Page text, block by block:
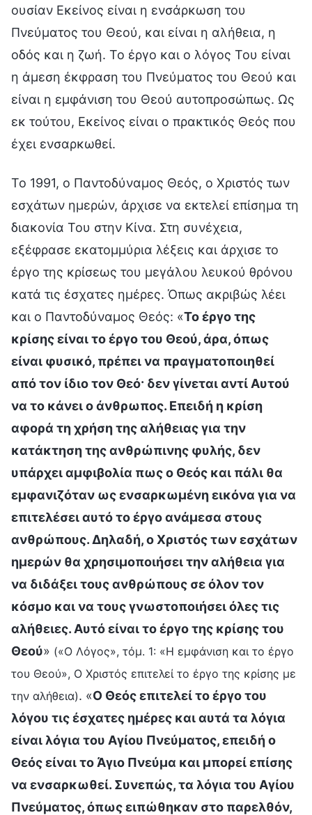
ουσίαν Εκείνος είναι η ενσάρκωση του
Πνεύματος του Θεού, και είναι η αλήθεια, η
οδός και η ζωή. Το έργο και ο λόγος Του είναι
η άμεση έκφραση του Πνεύματος του Θεού και
είναι η εμφάνιση του Θεού αυτοπροσώπως. Ως
εκ τούτου, Εκείνος είναι ο πρακτικός Θεός που
έχει ενσαρκωθεί.
Το 1991, ο Παντοδύναμος Θεός, ο Χριστός των
εσχάτων ημερών, άρχισε να εκτελεί επίσημα τη
διακονία Του στην Κίνα. Στη συνέχεια,
εξέφρασε εκατομμύρια λέξεις και άρχισε το
έργο της κρίσεως του μεγάλου λευκού θρόνου
κατά τις έσχατες ημέρες. Όπως ακριβώς λέει
και ο Παντοδύναμος Θεός: «Το έργο της
κρίσης είναι το έργο του Θεού, άρα, όπως
είναι φυσικό, πρέπει να πραγματοποιηθεί
από τον ίδιο τον Θεό· δεν γίνεται αντί Αυτού
να το κάνει ο άνθρωπος. Επειδή η κρίση
αφορά τη χρήση της αλήθειας για την
κατάκτηση της ανθρώπινης φυλής, δεν
υπάρχει αμφιβολία πως ο Θεός και πάλι θα
εμφανιζόταν ως ενσαρκωμένη εικόνα για να
επιτελέσει αυτό το έργο ανάμεσα στους
ανθρώπους. Δηλαδή, ο Χριστός των εσχάτων
ημερών θα χρησιμοποιήσει την αλήθεια για
να διδάξει τους ανθρώπους σε όλον τον
κόσμο και να τους γνωστοποιήσει όλες τις
αλήθειες. Αυτό είναι το έργο της κρίσης του
Θεού» («Ο Λόγος», τόμ. 1: «Η εμφάνιση και το έργο
του Θεού», Ο Χριστός επιτελεί το έργο της κρίσης με
την αλήθεια). «Ο Θεός επιτελεί το έργο του
λόγου τις έσχατες ημέρες και αυτά τα λόγια
είναι λόγια του Αγίου Πνεύματος, επειδή ο
Θεός είναι το Άγιο Πνεύμα και μπορεί επίσης
να ενσαρκωθεί. Συνεπώς, τα λόγια του Αγίου
Πνεύματος, όπως ειπώθηκαν στο παρελθόν,